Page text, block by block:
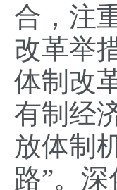
合，注
改革举
体制改
有制经
放体制
路”。